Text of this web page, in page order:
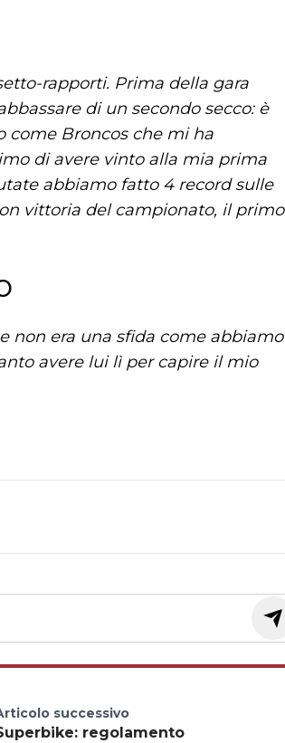
rapporti. Prima della gara
di un secondo secco: è
come Broncos che mi ha
di avere vinto alla mia prima
abbiamo fatto 4 record sulle
vittoria del campionato, il primo
non era una sfida come abbiamo
avere lui lì per capire il mio
successivo
regolamento